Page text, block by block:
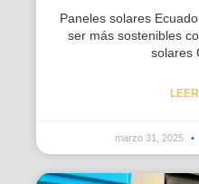
Paneles solares
ser más sostenibles
solares
marzo 31, 2025